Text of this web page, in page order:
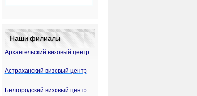
Наши филиалы
Архангельский визовый центр
Астраханский визовый центр
Белгородский визовый центр